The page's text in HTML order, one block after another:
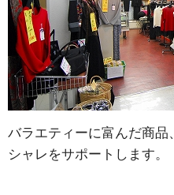
バラエティーに富んだ商品
シャレをサポートします。